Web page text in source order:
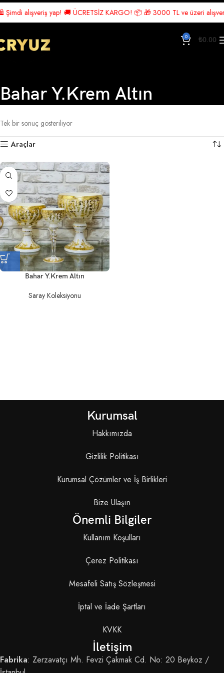
yap! 🚚 ÜCRETSİZ KARGO! 📦 🎁 3000 TL ve üzeri
0 ₺0.00
Bahar Y.Krem Altın
Tek bir sonuç gösteriliyor
Araçlar
Bahar Y.Krem Altın
Saray Koleksiyonu
Kurumsal
Hakkımızda
Gizlilik Politikası
Kurumsal Çözümler ve İş Birlikleri
Bize Ulaşın
Önemli Bilgiler
Kullanım Koşulları
Çerez Politikası
Mesafeli Satış Sözleşmesi
İptal ve İade Şartları
KVKK
İletişim
Fabrika: Zerzavatçı Mh. Fevzi Çakmak Cd. No: 20 Beykoz /